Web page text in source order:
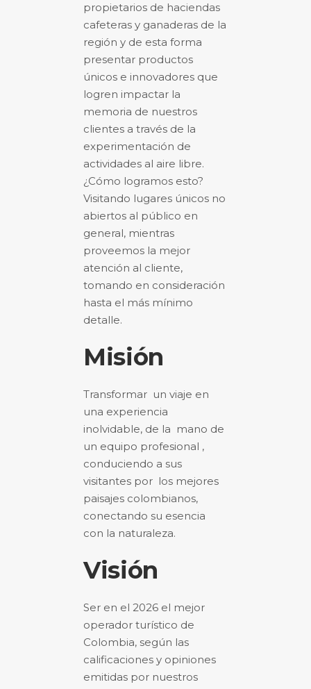
propietarios de haciendas
cafeteras y ganaderas de la
región y de esta forma
presentar productos
únicos e innovadores que
logren impactar la
memoria de nuestros
clientes a través de la
experimentación de
actividades al aire libre.
¿Cómo logramos esto?
Visitando lugares únicos no
abiertos al público en
general, mientras
proveemos la mejor
atención al cliente,
tomando en consideración
hasta el más mínimo
detalle.
Misión
Transformar un viaje en
una experiencia
inolvidable, de la mano de
un equipo profesional ,
conduciendo a sus
visitantes por los mejores
paisajes colombianos,
conectando su esencia
con la naturaleza.
Visión
Ser en el 2026 el mejor
operador turístico de
Colombia, según las
calificaciones y opiniones
emitidas por nuestros